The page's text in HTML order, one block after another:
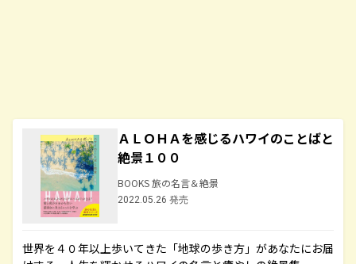
ＡＬＯＨＡを感じるハワイのことばと
絶景１００
BOOKS 旅の名言＆絶景
2022.05.26 発売
世界を４０年以上歩いてきた「地球の歩き方」があなたにお届